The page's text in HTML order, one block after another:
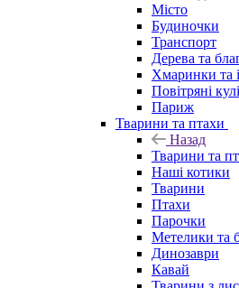
Місто
Будиночки
Транспорт
Дерева та
Хмаринки та
Повітряні кулі
Париж
Тварини та птахи
Назад
Тварини та
Наші котики
Тварини
Птахи
Парочки
Метелики та
Динозаври
Кавай